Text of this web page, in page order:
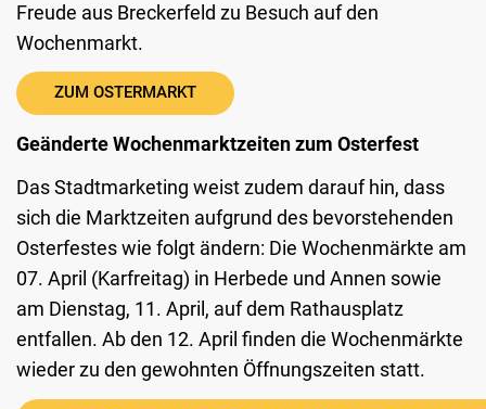
Freude aus Breckerfeld zu Besuch auf den
Wochenmarkt.
ZUM OSTERMARKT
Geänderte Wochenmarktzeiten zum Osterfest
Das Stadtmarketing weist zudem darauf hin, dass
sich die Marktzeiten aufgrund des bevorstehenden
Osterfestes wie folgt ändern: Die Wochenmärkte am
07. April (Karfreitag) in Herbede und Annen sowie
am Dienstag, 11. April, auf dem Rathausplatz
entfallen. Ab den 12. April finden die Wochenmärkte
wieder zu den gewohnten Öffnungszeiten statt.